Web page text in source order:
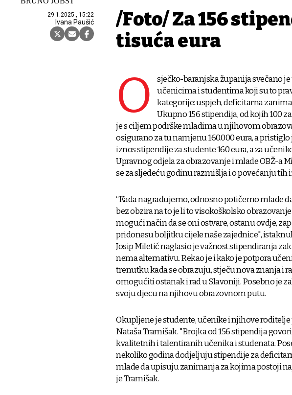
29.1.2025., 15:22
Ivana Paušić
/Foto/ Za 156
tisuća eura
O
sječko-baranjska županija svečano
učenicima i studentima koji su to
kategorije: uspjeh, deficitarna
Ukupno 156 stipendija, od kojih 100
je s ciljem podrške mladima u njihovom
osigurano za tu namjenu 160.000 eura, a
iznos stipendije za studente 160 eura, a za
Upravnog odjela za obrazovanje i mlade OBŽ-a
se za sljedeću godinu razmišlja i o povećanju tih
“Kada nagrađujemo, odnosno potičemo mlade
bez obzira na to je li to visokoškolsko
mogući način da se oni ostvare, ostanu ovdje,
pridonesu boljitku cijele naše zajednice",
Josip Miletić naglasio je važnost stipendiranja
nema alternativu. Rekao je i kako je potpora
trenutku kada se obrazuju, stječu nova znanja i
omogućiti ostanak i rad u Slavoniji. Posebno je
svoju djecu na njihovu obrazovnom putu.
Okupljene je studente, učenike i njihove
Nataša Tramišak. "Brojka od 156 stipendija
kvalitetnih i talentiranih učenika i studenata.
nekoliko godina dodjeljuju stipendije za
mlade da upisuju zanimanja za kojima postoji
je Tramišak.